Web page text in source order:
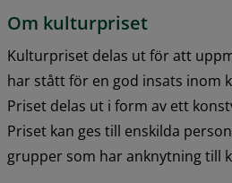
Om kulturpriset
Kulturpriset delas ut för att
har stått för en god insats inom
Priset delas ut i form av ett
Priset kan ges till enskilda
grupper som har anknytning till